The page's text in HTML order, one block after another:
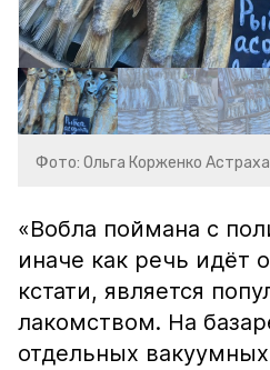
Фото: Ольга Корженко
«Вобла поймана с
иначе как речь идёт
кстати, является
лакомством. На
отдельных